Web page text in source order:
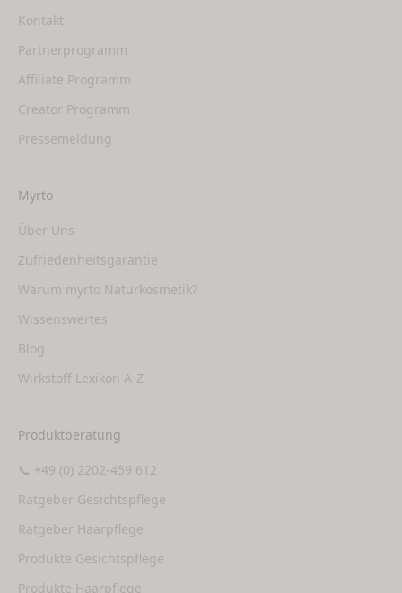
Kontakt
Partnerprogramm
Affiliate Programm
Creator Programm
Pressemeldung
Myrto
Über Uns
Zufriedenheitsgarantie
Warum myrto Naturkosmetik?
Wissenswertes
Blog
Wirkstoff Lexikon A-Z
Produktberatung
📞 +49 (0) 2202-459 612
Ratgeber Gesichtspflege
Ratgeber Haarpflege
Produkte Gesichtspflege
Produkte Haarpflege